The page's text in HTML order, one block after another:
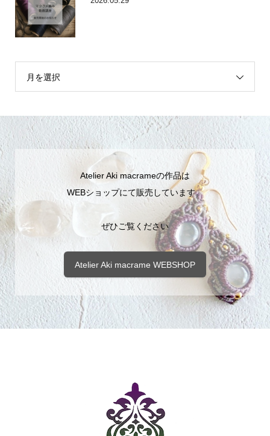
月を選択
Atelier Aki macrameの作品は
WEBショップにて販売しています。
ぜひご覧ください
Atelier Aki macrame WEBSHOP